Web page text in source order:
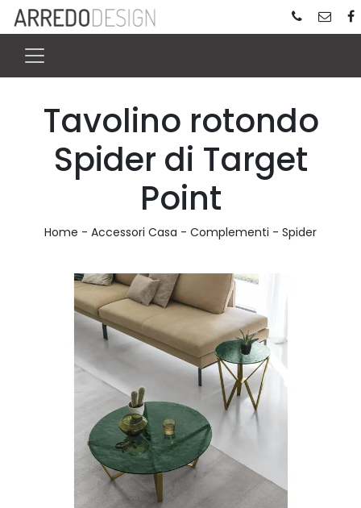
Tavolino rotondo
Spider di Target
Point
Home - Accessori Casa - Complementi - Spider